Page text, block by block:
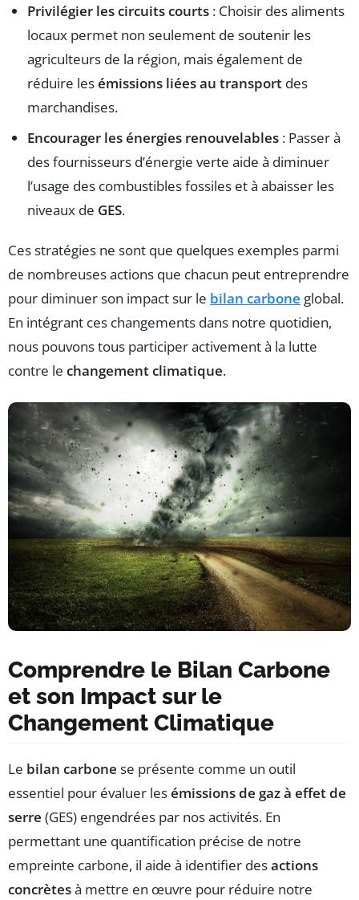
Privilégier les circuits courts : Choisir des aliments
locaux permet non seulement de soutenir les
agriculteurs de la région, mais également de
réduire lesémissions liées au transport des
marchandises.
Encourager les énergies renouvelables : Passer à
des fournisseurs d’énergie verte aide à diminuer
l’usage des combustibles fossiles et à abaisser les
niveaux de GES.
Ces stratégies ne sont que quelques exemples parmi
de nombreuses actions que chacun peut entreprendre
pour diminuer son impact sur le bilan carbone global.
En intégrant ces changements dans notre quotidien,
nous pouvons tous participer activement à la lutte
contre le changement climatique.
Comprendre le Bilan Carbone
et son Impact sur le
Changement Climatique
Le bilan carbone se présente comme un outil
essentiel pour évaluer lesémissions de gaz à effet de
serre (GES) engendrées par nos activités. En
permettant une quantification précise de notre
empreinte carbone, il aide à identifier desactions
concrètesà mettre en œuvre pour réduire notre